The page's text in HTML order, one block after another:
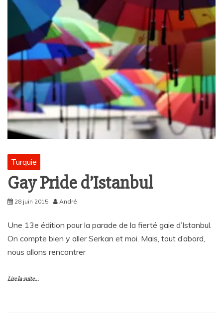
Turquie
Gay Pride d’Istanbul
28 juin 2015 André
Une 13e édition pour la parade de la fierté gaie d’Istanbul.
On compte bien y aller Serkan et moi. Mais, tout d’abord,
nous allons rencontrer
Lire la suite...